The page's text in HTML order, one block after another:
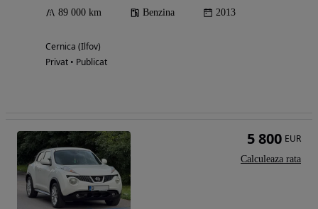
89 000 km Benzina 2013
Cernica (Ilfov)
Privat • Publicat
5 800 EUR
Calculeaza rata